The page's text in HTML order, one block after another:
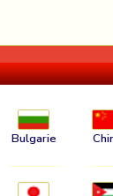
Bulgarie